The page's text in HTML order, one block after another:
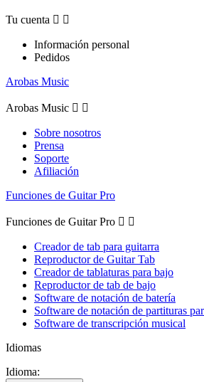
Tu cuenta  
Información personal
Pedidos
Arobas Music
Arobas Music  
Sobre nosotros
Prensa
Soporte
Afiliación
Funciones de Guitar Pro
Funciones de Guitar Pro  
Creador de tab para guitarra
Reproductor de Guitar Tab
Creador de tablaturas para bajo
Reproductor de tab de bajo
Software de notación de batería
Software de notación de partituras
Software de transcripción musical
Idiomas
Idioma: